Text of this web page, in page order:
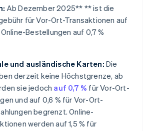
Ab Dezember 2025** ** ist die
für Vor-Ort-Transaktionen auf
Bestellungen auf 0,7 %
und ausländische Karten: Die
derzeit keine Höchstgrenze, ab
sie jedoch auf 0,7 % für Vor-Ort-
und auf 0,6 % für Vor-Ort-
begrenzt. Online-
werden auf 1,5 % für